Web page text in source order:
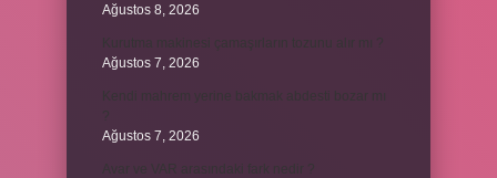
Ağustos 8, 2026
Kurutma makinesi çamaşırların tozunu alır mı ?
Ağustos 7, 2026
Kendi mahrem yerine bakmak abdesti bozar mı
Ağustos 7, 2026
Avar ve VAR arasındaki fark nedir ?